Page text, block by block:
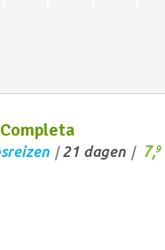
/21 dagen / 7,9